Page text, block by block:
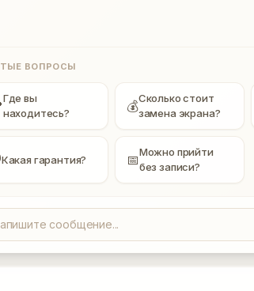
ВОПРОСЫ
Где вы
находитесь?
💰Сколько стоит
замена экрана?
Какая гарантия? 📅Можно прийти
без записи?